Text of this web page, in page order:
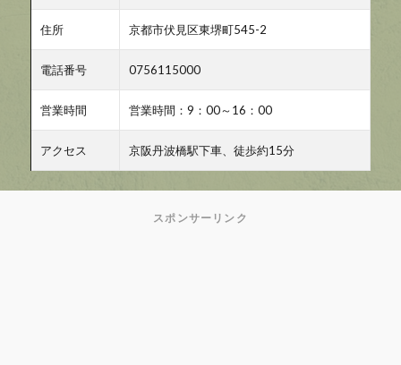
住所 京都市伏見区東堺町545-2
電話番号 0756115000
営業時間 営業時間：9：00～16：00
アクセス 京阪丹波橋駅下車、徒歩約15分
スポンサーリンク